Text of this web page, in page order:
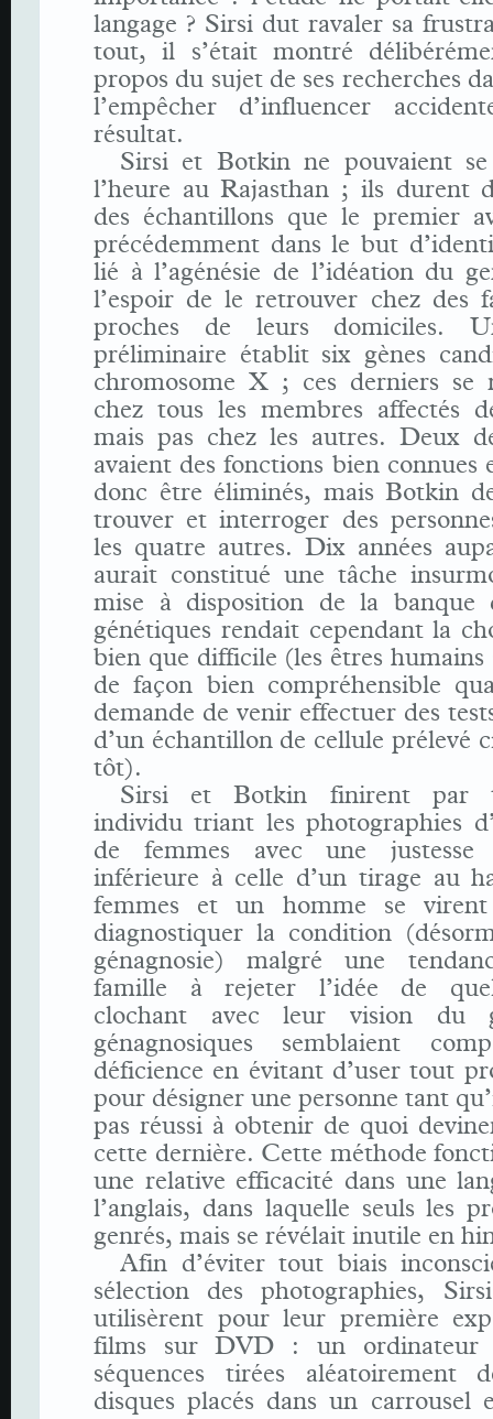
langage ? Sirsi dut ravaler sa
tout, il s’était montré
propos du sujet de ses recherches
l’empêcher d’influencer
résultat.
Sirsi et Botkin ne pouvaient
l’heure au Rajasthan ; ils durent
des échantillons que le premier
précédemment dans le but
lié à l’agénésie de l’idéation du
l’espoir de le retrouver chez des
proches de leurs domiciles.
préliminaire établit six gènes
chromosome X ; ces derniers se
chez tous les membres affectés
mais pas chez les autres. Deux
avaient des fonctions bien connues
donc être éliminés, mais Botkin
trouver et interroger des
les quatre autres. Dix années
aurait constitué une tâche
mise à disposition de la banque
génétiques rendait cependant la
bien que difficile (les êtres humains
de façon bien compréhensible
demande de venir effectuer des
d’un échantillon de cellule prélevé
tôt).
Sirsi et Botkin finirent par
individu triant les photographies
de femmes avec une justesse
inférieure à celle d’un tirage au
femmes et un homme se virent
diagnostiquer la condition
génagnosie) malgré une
famille à rejeter l’idée de
clochant avec leur vision du
génagnosiques semblaient
déficience en évitant d’user tout
pour désigner une personne tant
pas réussi à obtenir de quoi
cette dernière. Cette méthode
une relative efficacité dans une
l’anglais, dans laquelle seuls les
genrés, mais se révélait inutile en
Afin d’éviter tout biais
sélection des photographies,
utilisèrent pour leur première
films sur DVD : un ordinateur
séquences tirées aléatoirement
disques placés dans un carrousel